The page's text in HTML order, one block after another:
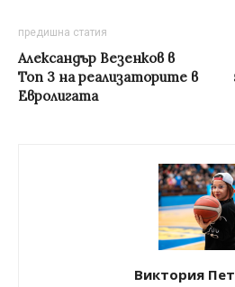
предишна статия
Александър Везенков в
Топ 3 на реализаторите в
Евролигата
Виктория